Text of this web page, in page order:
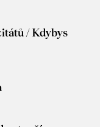
/ Kdybys